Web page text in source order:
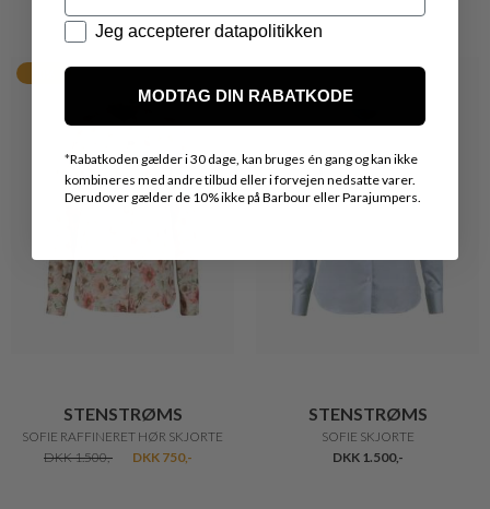
STENSTRØMS
SOFIE RAFFINERET HØR SKJORTE
DKK 1.500,-
DKK 750,-
STENSTRØMS
SOFIE SKJORTE
DKK 1.500,-
Datapolitik
Jeg accepterer datapolitikken
MODTAG DIN RABATKODE
*Rabatkoden gælder i 30 dage, kan bruges én gang og kan ikke
kombineres med andre tilbud eller i forvejen nedsatte varer.
Derudover gælder de 10% ikke på Barbour eller Parajumpers.